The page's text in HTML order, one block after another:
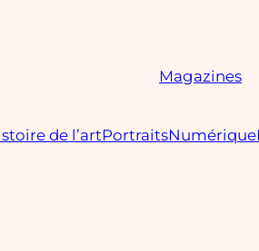
Magazines
de l’artPortraitsNumérique